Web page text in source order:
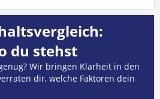
du stehst
Wir bringen Klarheit in den
dir, welche Faktoren dein